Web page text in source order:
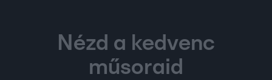
Nézd a kedvenc
műsoraid